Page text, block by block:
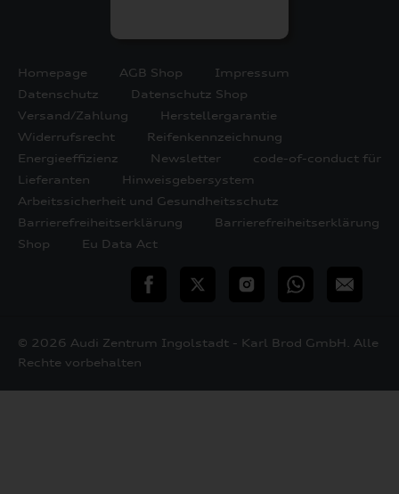
Homepage AGB Shop
Impressum
Datenschutz
Datenschutz Shop
Versand/Zahlung
Herstellergarantie
Widerrufsrecht
Reifenkennzeichnung
Energieeffizienz
Newsletter
code-of-conduct für
Lieferanten
Hinweisgebersystem
Arbeitssicherheit und Gesundheitsschutz
Barrierefreiheitserklärung
Barrierefreiheitserklärung
Shop
Eu Data Act
teilen Twitter InstagramWhatsApp
E-
© 2026 Audi Zentrum Ingolstadt - Karl Brod GmbH. Alle
Rechte vorbehalten